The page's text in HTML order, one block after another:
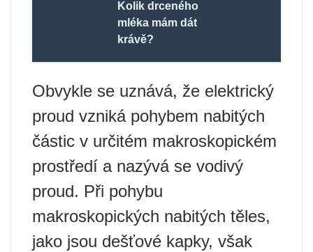
Kolik drceného
mléka mám dát
krávě?
Obvykle se uznává, že elektrický
proud vzniká pohybem nabitých
částic v určitém makroskopickém
prostředí a nazývá se vodivý
proud. Při pohybu
makroskopických nabitých těles,
jako jsou dešťové kapky, však